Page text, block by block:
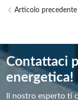
Articolo precedente
Contattaci
energetica!
Il nostro esperto ti